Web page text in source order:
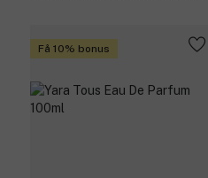
Få 10% bonus